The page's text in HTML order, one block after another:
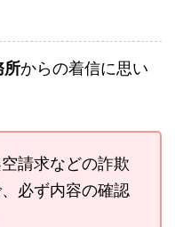
所からの着信に思い
請求などの詐欺
必ず内容の確認